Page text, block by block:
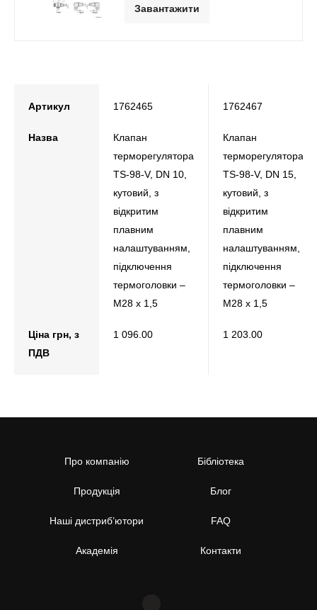
Завантажити
Артикул 1762465 1762467
Назва
Клапан
терморегулятора
TS-98-V, DN 10,
кутовий, з
відкритим
плавним
налаштуванням,
підключення
термоголовки –
М28 х 1,5
Клапан
терморегулятора
TS-98-V, DN 15,
кутовий, з
відкритим
плавним
налаштуванням,
підключення
термоголовки –
М28 х 1,5
Ціна грн, з
ПДВ
1 096.00 1 203.00
Про компанію
Продукція
Наші дистриб’ютори
Академія
Бібліотека
Блог
FAQ
Контакти